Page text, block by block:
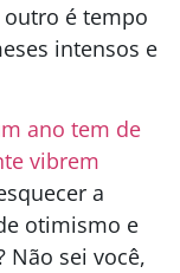
é tempo
intensos e
ano tem de
vibrem
a
otimismo e
Não sei você,